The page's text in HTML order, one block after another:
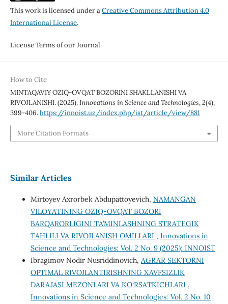
This work is licensed under aCreative Commons Attribution 4.0
International License.
License Terms of our Journal
How to Cite
MINTAQAVIY OZIQ-OVQAT BOZORINI SHAKLLANISHI VA
RIVOJLANISHI. (2025).Innovations in Science and Technologies,2(4),
399-406.https://innoist.uz/index.php/ist/article/view/881
More Citation Formats
Similar Articles
Mirtoyev Axrorbek Abdupattoyevich, NAMANGAN
VILOYATINING OZIQ-OVQAT BOZORI
BARQARORLIGINI TA’MINLASHNING STRATEGIK
TAHLILI VA RIVOJLANISH OMILLARI , Innovations in
Science and Technologies: Vol. 2 No. 9 (2025): INNOIST
Ibragimov Nodir Nusriddinovich, AGRAR SEKTORNI
OPTIMAL RIVOJLANTIRISHNING XAVFSIZLIK
DARAJASI MEZONLARI VA KO‘RSATKICHLARI ,
Innovations in Science and Technologies: Vol. 2 No. 10